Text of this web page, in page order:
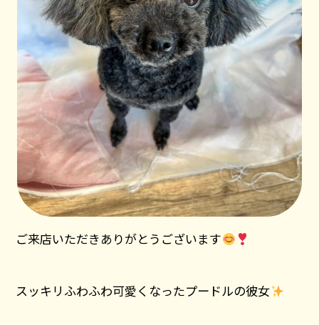
ご来店いただきありがとうございます
スッキリふわふわ可愛くなったプードルの彼女